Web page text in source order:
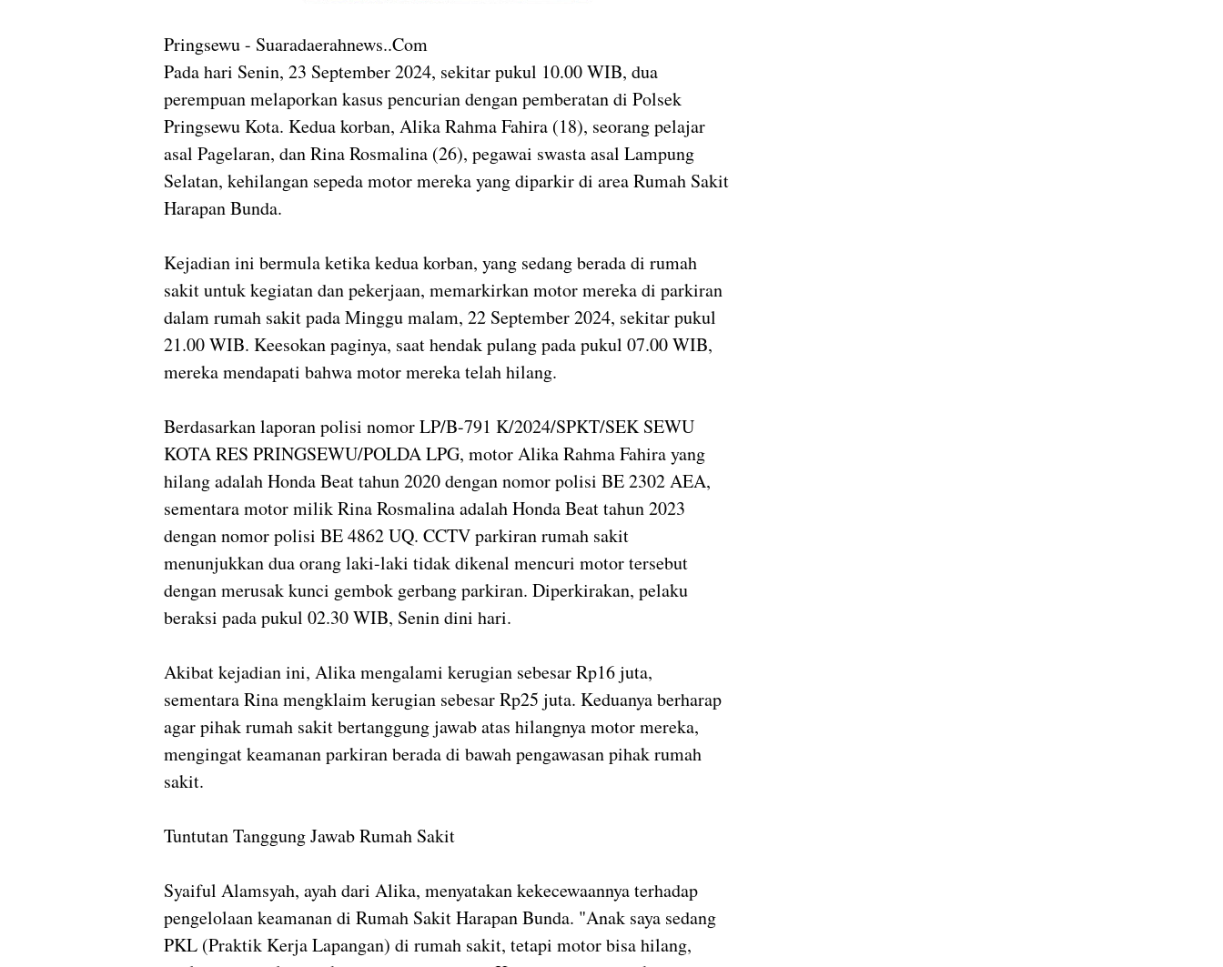
Pringsewu - Suaradaerahnews..Com
Pada hari Senin, 23 September 2024, sekitar pukul 10.00 WIB, dua
perempuan melaporkan kasus pencurian dengan pemberatan di Polsek
Pringsewu Kota. Kedua korban, Alika Rahma Fahira (18), seorang pelajar
asal Pagelaran, dan Rina Rosmalina (26), pegawai swasta asal Lampung
Selatan, kehilangan sepeda motor mereka yang diparkir di area Rumah Sakit
Harapan Bunda.
Kejadian ini bermula ketika kedua korban, yang sedang berada di rumah
sakit untuk kegiatan dan pekerjaan, memarkirkan motor mereka di parkiran
dalam rumah sakit pada Minggu malam, 22 September 2024, sekitar pukul
21.00 WIB. Keesokan paginya, saat hendak pulang pada pukul 07.00 WIB,
mereka mendapati bahwa motor mereka telah hilang.
Berdasarkan laporan polisi nomor LP/B-791 K/2024/SPKT/SEK SEWU
KOTA RES PRINGSEWU/POLDA LPG, motor Alika Rahma Fahira yang
hilang adalah Honda Beat tahun 2020 dengan nomor polisi BE 2302 AEA,
sementara motor milik Rina Rosmalina adalah Honda Beat tahun 2023
dengan nomor polisi BE 4862 UQ. CCTV parkiran rumah sakit
menunjukkan dua orang laki-laki tidak dikenal mencuri motor tersebut
dengan merusak kunci gembok gerbang parkiran. Diperkirakan, pelaku
beraksi pada pukul 02.30 WIB, Senin dini hari.
Akibat kejadian ini, Alika mengalami kerugian sebesar Rp16 juta,
sementara Rina mengklaim kerugian sebesar Rp25 juta. Keduanya berharap
agar pihak rumah sakit bertanggung jawab atas hilangnya motor mereka,
mengingat keamanan parkiran berada di bawah pengawasan pihak rumah
sakit.
Tuntutan Tanggung Jawab Rumah Sakit
Syaiful Alamsyah, ayah dari Alika, menyatakan kekecewaannya terhadap
pengelolaan keamanan di Rumah Sakit Harapan Bunda. "Anak saya sedang
PKL (Praktik Kerja Lapangan) di rumah sakit, tetapi motor bisa hilang,